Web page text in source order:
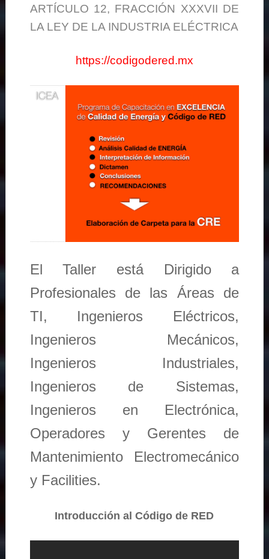
ARTÍCULO 12, FRACCIÓN XXXVII DE
LA LEY DE LA INDUSTRIA ELÉCTRICA
https://codigodered.mx
El Taller está Dirigido a
Profesionales de las Áreas de
TI, Ingenieros Eléctricos,
Ingenieros Mecánicos,
Ingenieros Industriales,
Ingenieros de Sistemas,
Ingenieros en Electrónica,
Operadores y Gerentes de
Mantenimiento Electromecánico
y Facilities.
Introducción al Código de RED